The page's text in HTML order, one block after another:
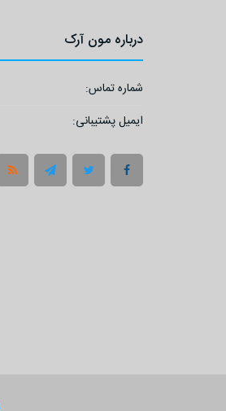
درباره مون آرک
شماره تماس:
ایمیل پشتیبانی: